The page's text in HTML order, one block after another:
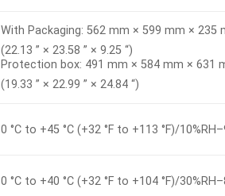
With Packaging: 562 mm × 599 mm × 235
(22.13 ” × 23.58 ” × 9.25 “)
Protection box: 491 mm × 584 mm × 631
(19.33 ” × 22.99 ” × 24.84 “)
0 °C to +45 °C (+32 °F to +113 °F)/
0 °C to +40 °C (+32 °F to +104 °F)/